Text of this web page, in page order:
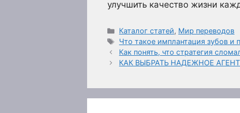
улучшить качество жизни
Рубрики
Каталог статей, Мир переводов
Метки
Что такое имплантация зубов и
Как понять, что стратегия
КАК ВЫБРАТЬ НАДЕЖНОЕ